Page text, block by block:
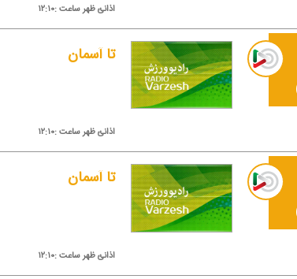
اذانئ ظهر ساعت :۱۲:۱۰
تا آسمان
اذانئ ظهر ساعت :۱۲:۱۰
تا آسمان
اذانئ ظهر ساعت :۱۲:۱۰